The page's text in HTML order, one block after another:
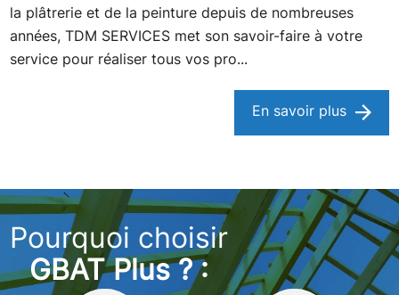
la plâtrerie et de la peinture depuis de nombreuses
années, TDM SERVICES met son savoir-faire à votre
service pour réaliser tous vos pro...
En savoir plus
Pourquoi choisir
GBAT Plus ? :